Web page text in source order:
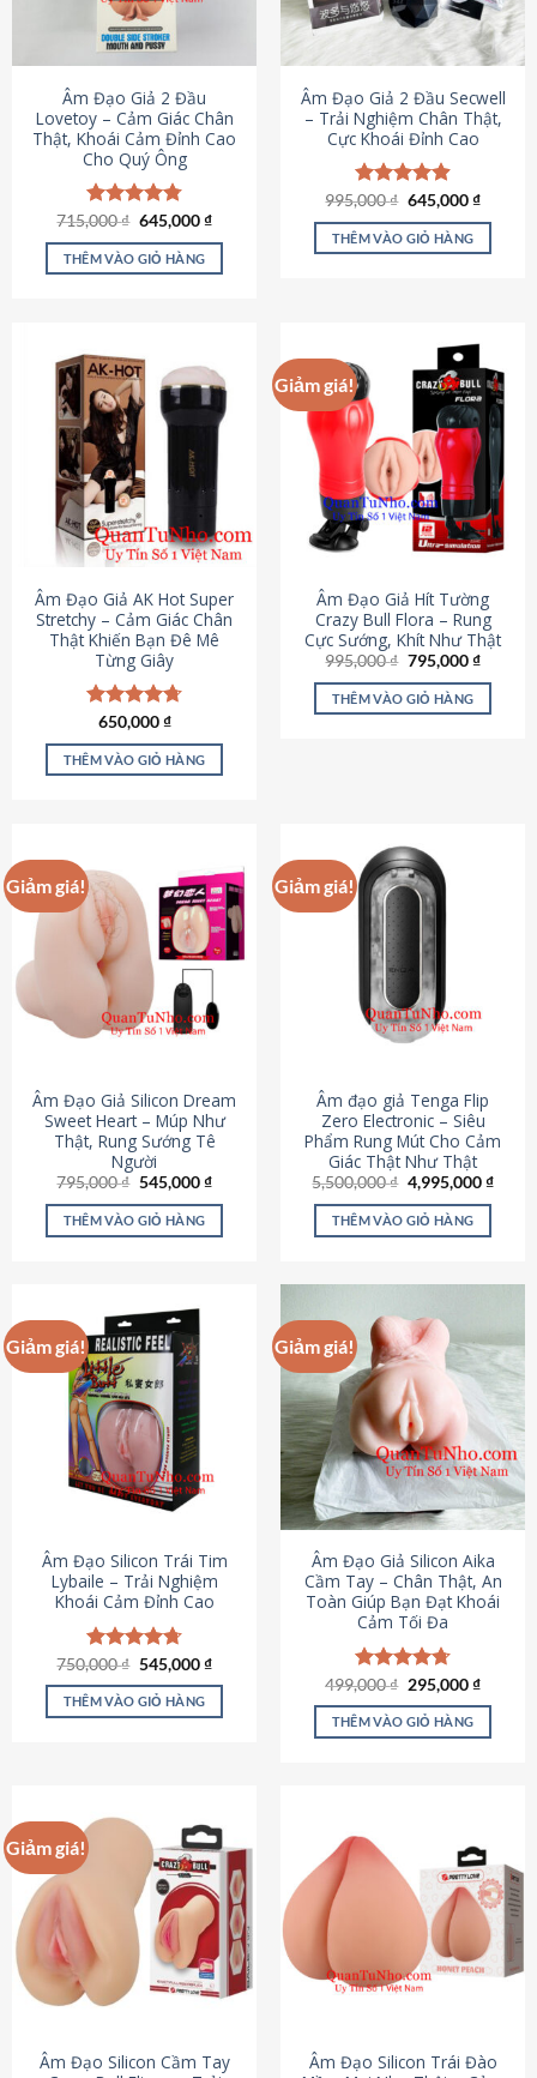
Âm Đạo Giả 2 Đầu
Lovetoy – Cảm Giác Chân
Thật, Khoái Cảm Đỉnh Cao
Cho Quý Ông
Được xếp
hạng4.79
5 sao
715,000₫ Giá
là:
715,000 ₫.
645,000₫Giá
tại
THÊM VÀO GIỎ HÀNG
Âm Đạo Giả 2 Đầu Secwell
– Trải Nghiệm Chân Thật,
Cực Khoái Đỉnh Cao
Được xếp
hạng4.88
5 sao
995,000₫ Giá
là:
995,000 ₫.
645,000₫Giá
tại
THÊM VÀO GIỎ HÀNG
Âm Đạo Giả AK Hot Super
Stretchy – Cảm Giác Chân
Thật Khiến Bạn Đê Mê
Từng Giây
Được xếp
hạng4.75
5 sao
650,000₫
THÊM VÀO GIỎ HÀNG
Giảm giá!
Âm Đạo Giả Hít Tường
Crazy Bull Flora – Rung
Cực Sướng, Khít Như Thật
995,000₫ Giá
là:
995,000 ₫.
795,000₫Giá
tại
THÊM VÀO GIỎ HÀNG
Giảm giá!
Âm Đạo Giả Silicon Dream
Sweet Heart – Múp Như
Thật, Rung Sướng Tê
Người
795,000₫ Giá
là:
795,000 ₫.
545,000₫Giá
tại
545,000 ₫.
THÊM VÀO GIỎ HÀNG
Giảm giá!
Âm đạo giả Tenga Flip
Zero Electronic – Siêu
Phẩm Rung Mút Cho Cảm
Giác Thật Như Thật
5,500,000₫ Giá
gốc
là:
5,500,000 ₫.
4,995,000₫Giá
THÊM VÀO GIỎ HÀNG
Giảm giá!
Âm Đạo Silicon Trái Tim
Lybaile – Trải Nghiệm
Khoái Cảm Đỉnh Cao
Được xếp
hạng4.70
5 sao
750,000₫ Giá
là:
750,000 ₫.
545,000₫Giá
tại
545,000 ₫.
THÊM VÀO GIỎ HÀNG
Giảm giá!
Âm Đạo Giả Silicon Aika
Cầm Tay – Chân Thật, An
Toàn Giúp Bạn Đạt Khoái
Cảm Tối Đa
Được xếp
hạng4.75
5 sao
499,000₫ Giá
là:
499,000 ₫.
295,000₫Giá
tại
THÊM VÀO GIỎ HÀNG
Giảm giá!
Âm Đạo Silicon Cầm Tay
Âm Đạo Silicon Trái Đào